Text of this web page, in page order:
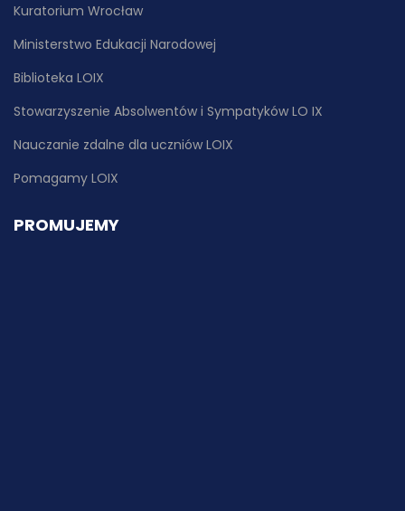
Kuratorium Wrocław
Ministerstwo Edukacji Narodowej
Biblioteka LOIX
Stowarzyszenie Absolwentów i Sympatyków LO IX
Nauczanie zdalne dla uczniów LOIX
Pomagamy LOIX
PROMUJEMY